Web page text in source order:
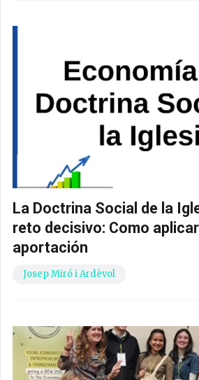
La Doctrina Social de la
reto decisivo: Como
aportación
Josep Miró i Ardèvol